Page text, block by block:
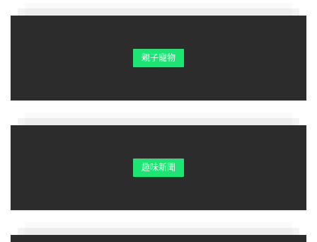
親子寵物
趣味新聞